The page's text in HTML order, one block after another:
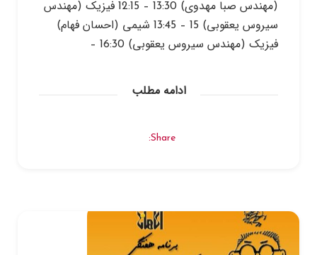
(مهندس صبا مهدوی) 13:30 – 12:15 فیزیک (مهندس
سیروس یعقوبی) 15 – 13:45 شیمی (احسان فهام)
فیزیک (مهندس سیروس یعقوبی) 16:30 –
ادامه مطلب
Share: